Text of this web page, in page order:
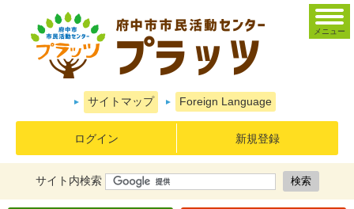
サイトマップ Foreign Language
ログイン 新規登録
サイト内検索
メニュー